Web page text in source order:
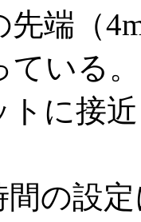
先端（
いる。
トに接
の設